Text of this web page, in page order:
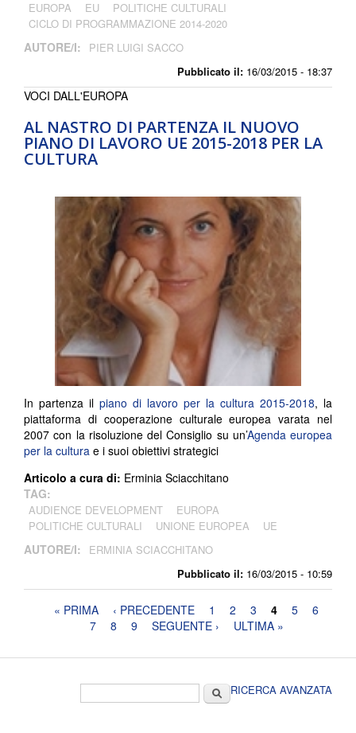
Pubblicato il: 16/03/2015 - 18:37
EUROPA EU
POLITICHE CULTURALI
CICLO DI PROGRAMMAZIONE 2014-2020
AUTORE/I: PIER LUIGI SACCO
AL NASTRO DI PARTENZA IL NUOVO
PIANO DI LAVORO UE 2015-2018 PER LA
CULTURA
Pubblicato il: 16/03/2015 - 10:59
VOCI DALL'EUROPA
In partenza il piano di lavoro per la cultura 2015-2018, la
piattaforma di cooperazione culturale europea varata nel
2007 con la risoluzione del Consiglio su un’Agenda europea
per la cultura e i suoi obiettivi strategici
Articolo a cura di: Erminia Sciacchitano
TAG:
AUDIENCE DEVELOPMENT
EUROPA
POLITICHE CULTURALI
UNIONE EUROPEA UE
AUTORE/I: ERMINIA SCIACCHITANO
Pagine« PRIMA ‹ PRECEDENTE 1 2 3 4 5
6
7
8 9 SEGUENTE › ULTIMA »
Form di ricerca CercaRICERCA AVANZATA